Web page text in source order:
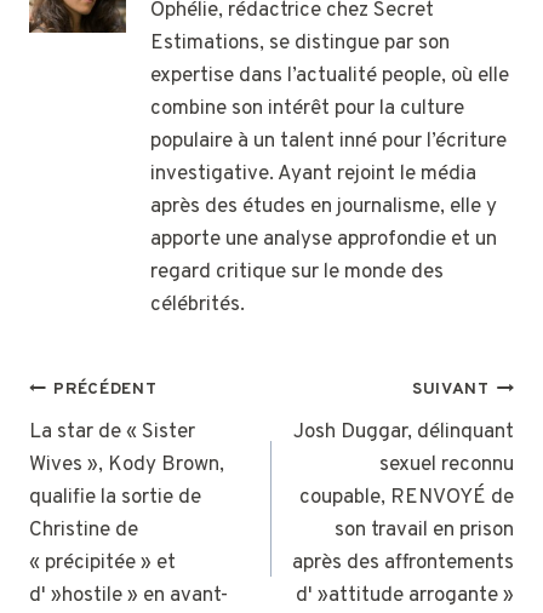
Ophélie, rédactrice chez Secret
Estimations, se distingue par son
expertise dans l’actualité people, où elle
combine son intérêt pour la culture
populaire à un talent inné pour l’écriture
investigative. Ayant rejoint le média
après des études en journalisme, elle y
apporte une analyse approfondie et un
regard critique sur le monde des
célébrités.
NAVIGATION
DE
L’ARTICLE
PRÉCÉDENT
La star de « Sister
Wives », Kody Brown,
qualifie la sortie de
Christine de
« précipitée » et
d' »hostile » en avant-
SUIVANT
Josh Duggar, délinquant
sexuel reconnu
coupable, RENVOYÉ de
son travail en prison
après des affrontements
d' »attitude arrogante »